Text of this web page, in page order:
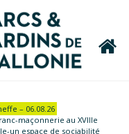
– 06.08.26
maçonnerie au XVIIIe
un espace de sociabilité